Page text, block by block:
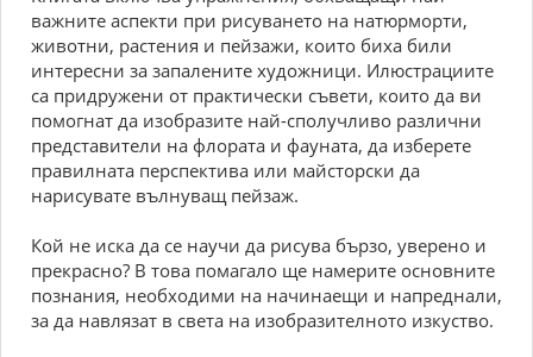
важните аспекти при рисуването на натюрморти,
животни, растения и пейзажи, които биха били
интересни за запалените художници. Илюстрациите
са придружени от практически съвети, които да ви
помогнат да изобразите най-сполучливо различни
представители на флората и фауната, да изберете
правилната перспектива или майсторски да
нарисувате вълнуващ пейзаж.
Кой не иска да се научи да рисува бързо, уверено и
прекрасно? В това помагало ще намерите основните
познания, необходими на начинаещи и напреднали,
за да навлязат в света на изобразителното изкуство.